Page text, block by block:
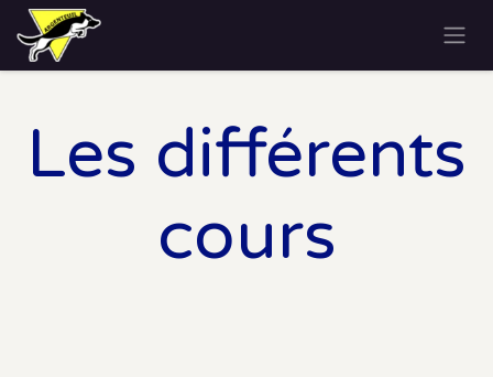
Se rendre au contenu
Les différents
cours